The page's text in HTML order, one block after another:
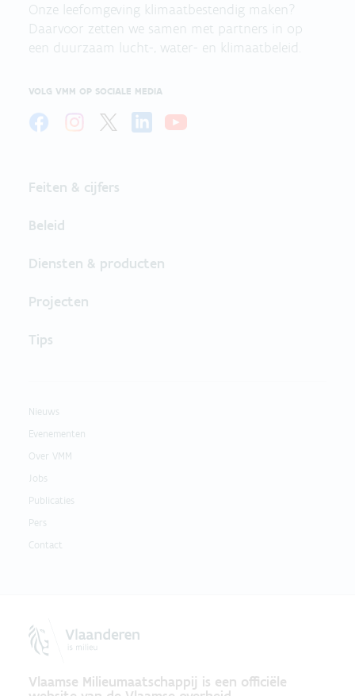
Onze leefomgeving klimaatbestendig maken?
Daarvoor zetten we samen met partners in op
een duurzaam lucht-, water- en klimaatbeleid.
VOLG VMM OP SOCIALE MEDIA
Feiten & cijfers
Beleid
Diensten & producten
Projecten
Tips
Nieuws
Evenementen
Over VMM
Jobs
Publicaties
Pers
Contact
Vlaamse Milieumaatschappij is een officiële